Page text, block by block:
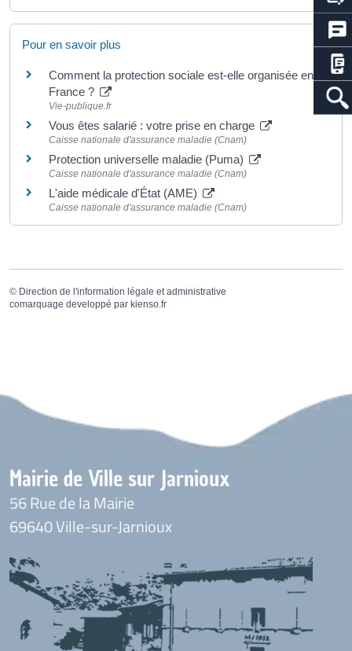
Pour en savoir plus
Comment la protection sociale est-elle organisée en
France ?
Vie-publique.fr
Vous êtes salarié : votre prise en charge
Caisse nationale d'assurance maladie (Cnam)
Protection universelle maladie (Puma)
Caisse nationale d'assurance maladie (Cnam)
L'aide médicale d'État (AME)
Caisse nationale d'assurance maladie (Cnam)
© Direction de l'information légale et administrative
comarquage developpé par kienso.fr
Mairie de Ville sur Jarnioux
56 Rue de la Mairie
69640 Ville-sur-Jarnioux